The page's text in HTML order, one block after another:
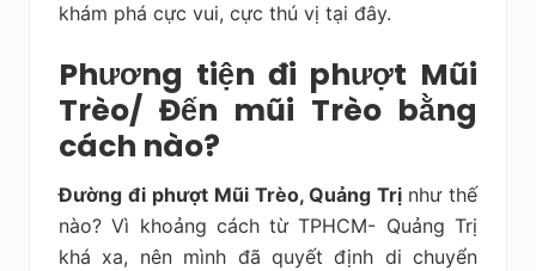
khám phá cực vui, cực thú vị tại đây.
Phương tiện đi phượt Mũi
Trèo/ Đến mũi Trèo bằng
cách nào?
Đường đi phượt Mũi Trèo, Quảng Trị như thế
nào? Vì khoảng cách từ TPHCM- Quảng Trị
khá xa, nên mình đã quyết định di chuyển